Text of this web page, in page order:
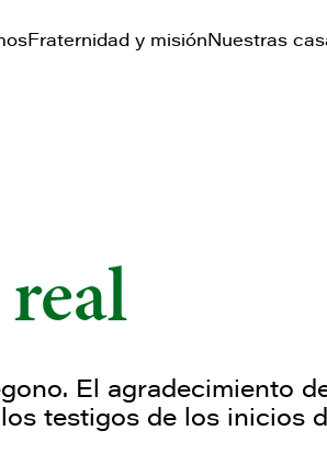
Fraternidad y misiónNuestras
El agradecimiento
testigos de los inicios